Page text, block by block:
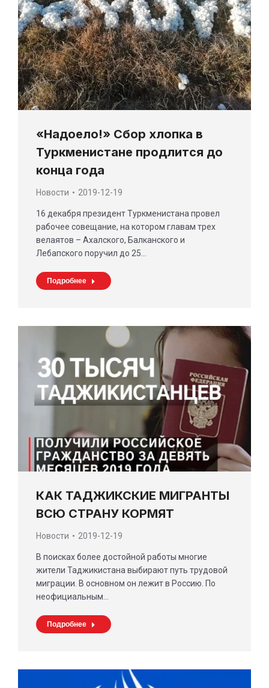
«Надоело!» Сбор хлопка в
Туркменистане продлится до
конца года
Новости 2019-12-19
16 декабря президент Туркменистана провел
рабочее совещание, на котором главам трех
велаятов – Ахалского, Балканского и
Лебапского поручил до 25…
Подробнее
КАК ТАДЖИКСКИЕ МИГРАНТЫ
ВСЮ СТРАНУ КОРМЯТ
Новости 2019-12-19
В поисках более достойной работы многие
жители Таджикистана выбирают путь трудовой
миграции. В основном он лежит в Россию. По
неофициальным…
Подробнее